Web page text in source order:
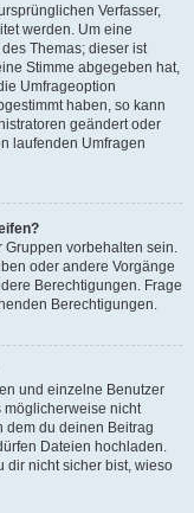
Verfasser,
werden. Um eine
Themas; dieser ist
Stimme abgegeben hat,
Umfrageoption
haben, so kann
geändert oder
laufenden Umfragen
Gruppen vorbehalten sein.
oder andere Vorgänge
Berechtigungen. Frage
Berechtigungen.
und einzelne Benutzer
möglicherweise nicht
dem du deinen Beitrag
Dateien hochladen.
dir nicht sicher bist, wieso